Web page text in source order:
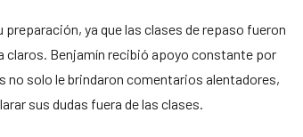
ya que las clases de repaso fueron
claros. Benjamín recibió apoyo constante por
no solo le brindaron comentarios alentadores,
sus dudas fuera de las clases.